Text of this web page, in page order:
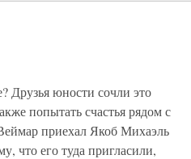
Друзья юности сочли это
попытать счастья рядом с
приехал Якоб Михаэль
что его туда пригласили,